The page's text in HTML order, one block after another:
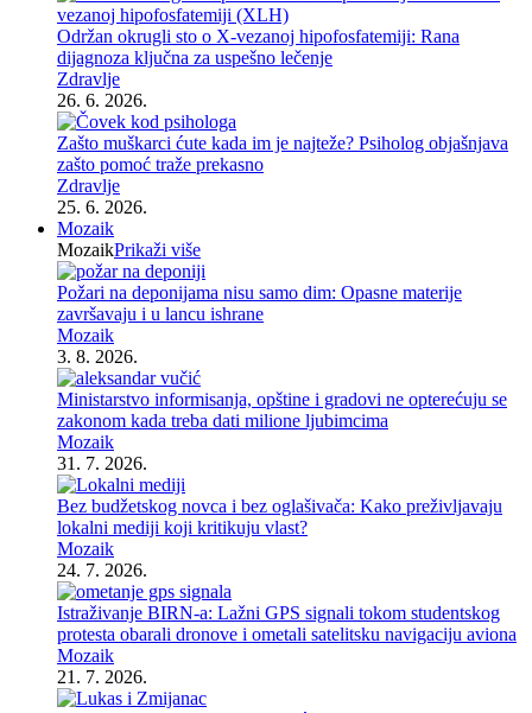
Održan okrugli sto o X-vezanoj hipofosfatemiji: Rana
dijagnoza ključna za uspešno lečenje
Zdravlje
26. 6. 2026.
Zašto muškarci ćute kada im je najteže? Psiholog objašnjava
zašto pomoć traže prekasno
Zdravlje
25. 6. 2026.
Mozaik
MozaikPrikaži više
Požari na deponijama nisu samo dim: Opasne materije
završavaju i u lancu ishrane
Mozaik
3. 8. 2026.
Ministarstvo informisanja, opštine i gradovi ne opterećuju se
zakonom kada treba dati milione ljubimcima
Mozaik
31. 7. 2026.
Bez budžetskog novca i bez oglašivača: Kako preživljavaju
lokalni mediji koji kritikuju vlast?
Mozaik
24. 7. 2026.
Istraživanje BIRN-a: Lažni GPS signali tokom studentskog
protesta obarali dronove i ometali satelitsku navigaciju aviona
Mozaik
21. 7. 2026.